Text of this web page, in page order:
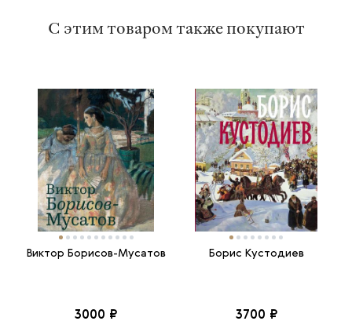
С этим товаром также покупают
Виктор Борисов-Мусатов
3000 ₽
Борис Кустодиев
3700 ₽